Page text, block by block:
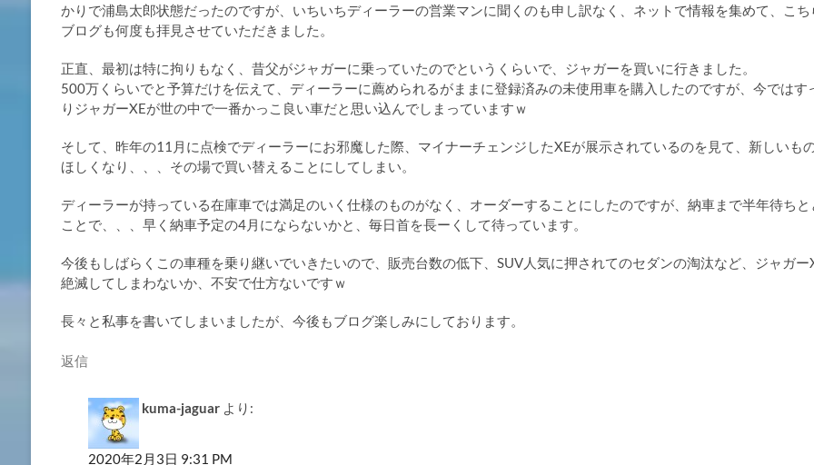
かりで浦島太郎状態だったのですが、いちいちディーラーの営業マンに聞くのも申し訳なく、ネットで情報を集めて、こち
ブログも何度も拝見させていただきました。
正直、最初は特に拘りもなく、昔父がジャガーに乗っていたのでというくらいで、ジャガーを買いに行きました。
500万くらいでと予算だけを伝えて、ディーラーに薦められるがままに登録済みの未使用車を購入したのですが、今ではす
りジャガーXEが世の中で一番かっこ良い車だと思い込んでしまっていますｗ
そして、昨年の11月に点検でディーラーにお邪魔した際、マイナーチェンジしたXEが展示されているのを見て、新しいも
ほしくなり、、、その場で買い替えることにしてしまい。
ディーラーが持っている在庫車では満足のいく仕様のものがなく、オーダーすることにしたのですが、納車まで半年待ちと
ことで、、、早く納車予定の4月にならないかと、毎日首を長ーくして待っています。
今後もしばらくこの車種を乗り継いでいきたいので、販売台数の低下、SUV人気に押されてのセダンの淘汰など、ジャガー
絶滅してしまわないか、不安で仕方ないですｗ
長々と私事を書いてしまいましたが、今後もブログ楽しみにしております。
返信
kuma-jaguar より:
2020年2月3日 9:31 PM